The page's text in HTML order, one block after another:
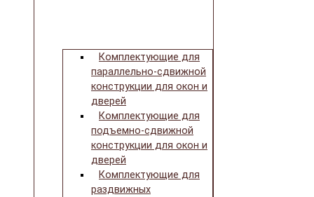
Комплектующие для
параллельно-сдвижной
конструкции для окон и
дверей
Комплектующие для
подъемно-сдвижной
конструкции для окон и
дверей
Комплектующие для
раздвижных